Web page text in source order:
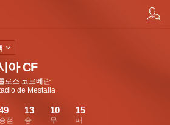
아 CF
로스 코르베란
de Mestalla
승점 승
13
무
10
패
15